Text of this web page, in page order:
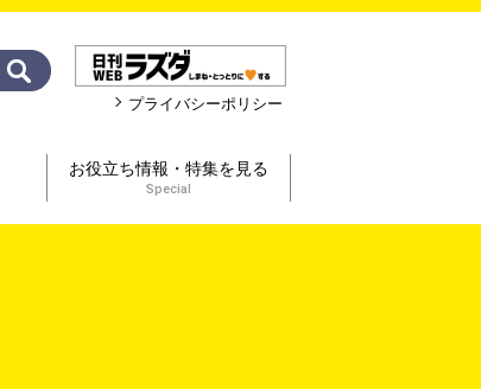
プライバシーポリシー
お役立ち情報・特集を見る
Special